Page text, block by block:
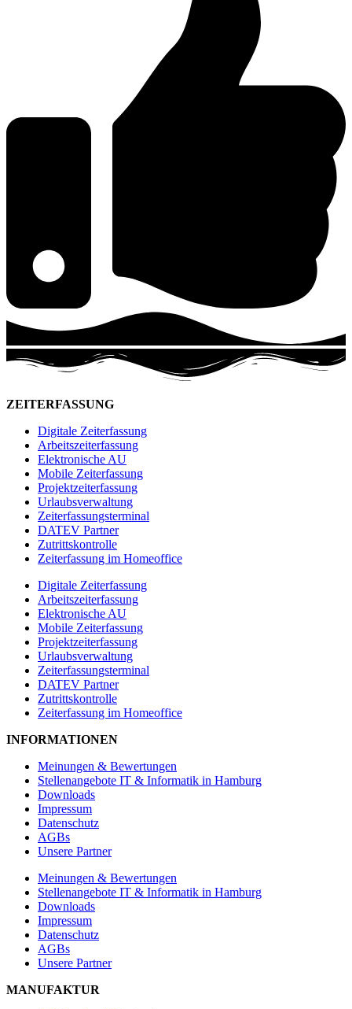
ZEITERFASSUNG
Digitale Zeiterfassung
Arbeitszeiterfassung
Elektronische AU
Mobile Zeiterfassung
Projektzeiterfassung
Urlaubsverwaltung
Zeiterfassungsterminal
DATEV Partner
Zutrittskontrolle
Zeiterfassung im Homeoffice
Digitale Zeiterfassung
Arbeitszeiterfassung
Elektronische AU
Mobile Zeiterfassung
Projektzeiterfassung
Urlaubsverwaltung
Zeiterfassungsterminal
DATEV Partner
Zutrittskontrolle
Zeiterfassung im Homeoffice
INFORMATIONEN
Meinungen & Bewertungen
Stellenangebote IT & Informatik in Hamburg
Downloads
Impressum
Datenschutz
AGBs
Unsere Partner
Meinungen & Bewertungen
Stellenangebote IT & Informatik in Hamburg
Downloads
Impressum
Datenschutz
AGBs
Unsere Partner
MANUFAKTUR